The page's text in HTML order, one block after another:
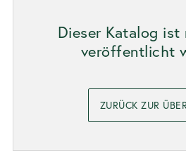
Dieser Katalog
veröffentlicht
ZURÜCK ZUR